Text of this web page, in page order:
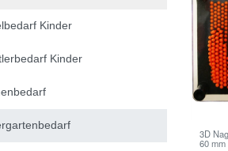
Kinder
Kinder
3D
60